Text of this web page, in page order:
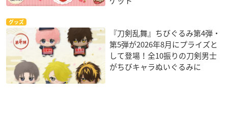
グッズ
『刀剣乱舞』ちびぐるみ第4弾・
第5弾が2026年8月にプライズと
して登場！全10振りの刀剣男士
がちびキャラぬいぐるみに